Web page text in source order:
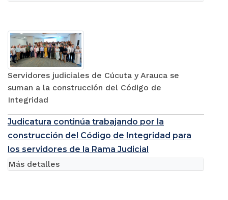
Servidores judiciales de Cúcuta y Arauca se
suman a la construcción del Código de
Integridad
Judicatura continúa trabajando por la
construcción del Código de Integridad para
los servidores de la Rama Judicial
Más detalles